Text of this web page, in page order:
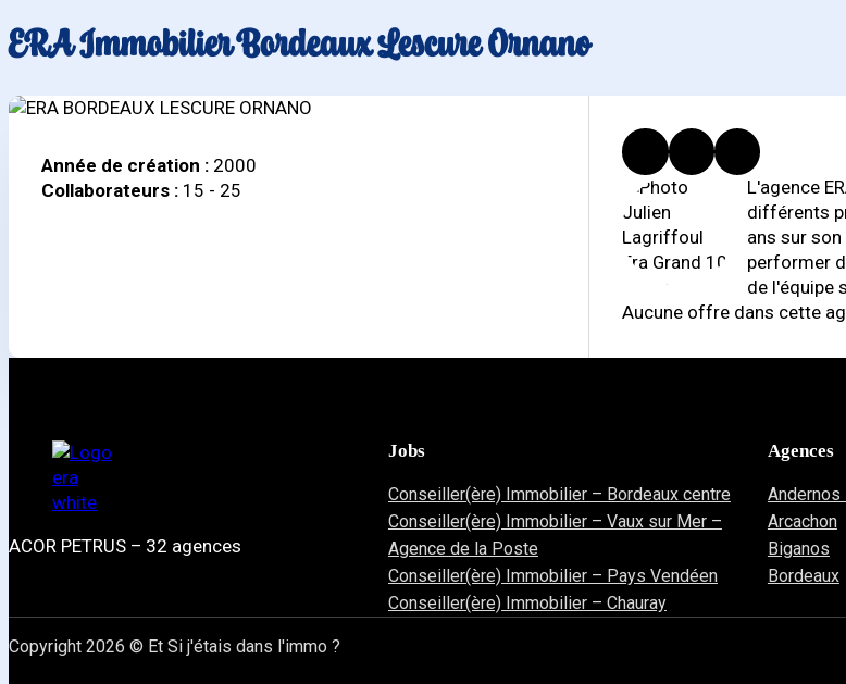
ERA Immobilier Bordeaux Lescure Ornano
Année de création :2000
Collaborateurs :15 - 25
L'agence
différents
ans sur
performer
de l'équipe
Aucune offre dans cette
ACOR PETRUS – 32 agences
Jobs
Conseiller(ère) Immobilier – Bordeaux centre
Conseiller(ère) Immobilier – Vaux sur Mer –
Agence de la Poste
Conseiller(ère) Immobilier – Pays Vendéen
Conseiller(ère) Immobilier – Chauray
Agences
Andernos
Arcachon
Biganos
Bordeaux
Copyright 2026 © Et Si j'étais dans l'immo ?